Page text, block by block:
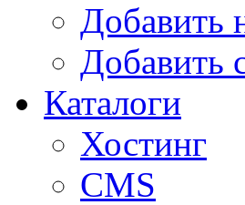
Добавить
Добавить
Каталоги
Хостинг
CMS